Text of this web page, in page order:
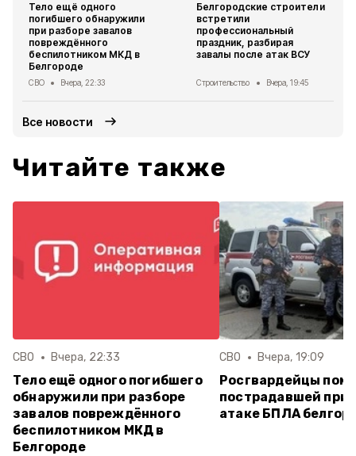
Тело ещё одного
погибшего обнаружили
при разборе завалов
повреждённого
беспилотником МКД в
Белгороде
СВО Вчера, 22:33
Белгородские строители
встретили
профессиональный
праздник, разбирая
завалы после атак ВСУ
Строительство Вчера, 19:45
Все новости
Читайте также
СВО Вчера, 22:33
Тело ещё одного погибшего
обнаружили при разборе
завалов повреждённого
беспилотником МКД в
Белгороде
СВО Вчера, 19:09
Росгвардейцы
пострадавшей при
атаке БПЛА